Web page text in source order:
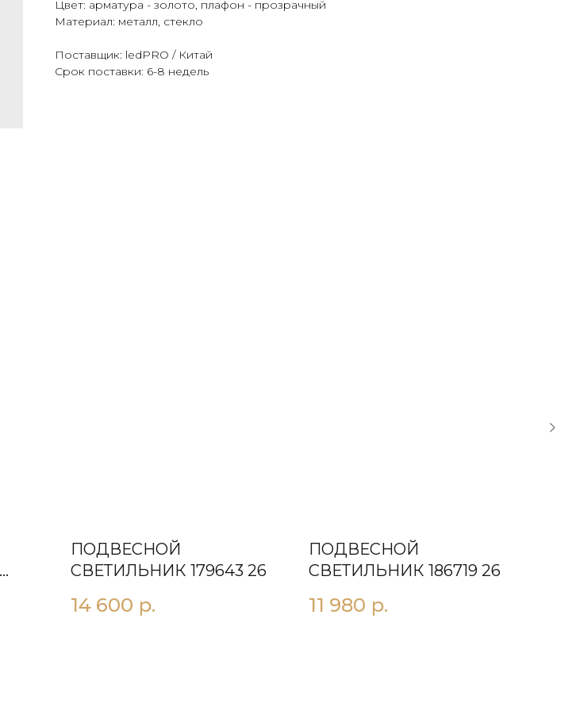
Цвет: арматура - золото, плафон - прозрачный
Материал: металл, стекло
Поставщик: ledPRO / Китай
Срок поставки: 6-8 недель
ПОДВЕСНОЙ
СВЕТИЛЬНИК 179643 26
14 600 р.
ПОДВЕСНОЙ
СВЕТИЛЬНИК 186719 26
11 980 р.